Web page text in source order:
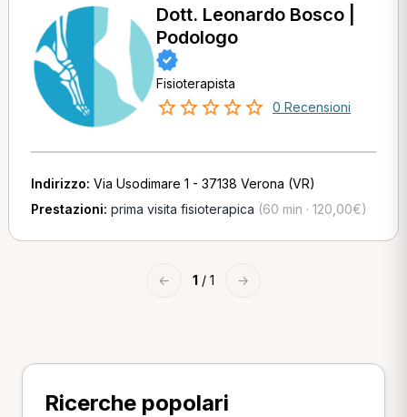
Dott. Leonardo Bosco |
Podologo
Fisioterapista
0 Recensioni
Indirizzo: Via Usodimare 1 - 37138 Verona (VR)
Prestazioni: prima visita fisioterapica (60 min · 120,00€)
← 1 / 1 →
Ricerche popolari